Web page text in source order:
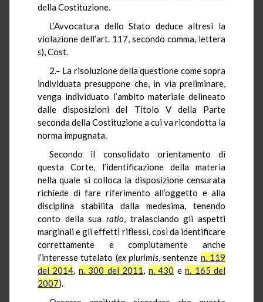
della Costituzione.
L’Avvocatura dello Stato deduce altresì la
violazione dell’art. 117, secondo comma, lettera
s), Cost.
2.– La risoluzione della questione come sopra
individuata presuppone che, in via preliminare,
venga individuato l’ambito materiale delineato
dalle disposizioni del Titolo V della Parte
seconda della Costituzione a cui va ricondotta la
norma impugnata.
Secondo il consolidato orientamento di
questa Corte, l’identificazione della materia
nella quale si colloca la disposizione censurata
richiede di fare riferimento all’oggetto e alla
disciplina stabilita dalla medesima, tenendo
conto della sua ratio, tralasciando gli aspetti
marginali e gli effetti riflessi, così da identificare
correttamente e compiutamente anche
l’interesse tutelato (ex plurimis, sentenze n. 119
del 2014, n. 300 del 2011, n. 430 en. 165 del
2007).